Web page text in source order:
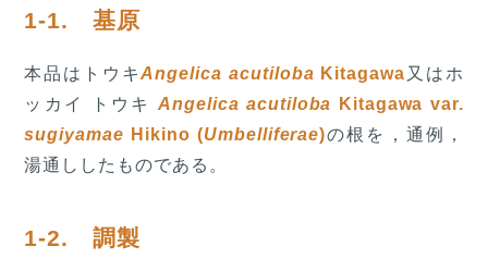
1-1. 基原
本品はトウキAngelica acutiloba Kitagawa 又はホ
ッカイ トウキ
Angelica acutiloba Kitagawa var.
sugiyamae Hikino (Umbelliferae)の根を，通例，
湯通ししたものである。
1-2. 調製